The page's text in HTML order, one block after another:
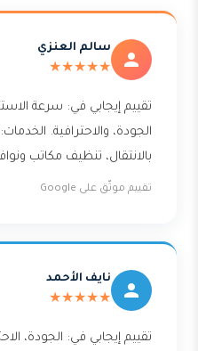
سالم العنزي
★★★★★
تقييم إيجابي في: سرعة
الجودة، والاحترافية.
بالانتقال، تنظيف مكاتب
تقييم موثّق على Google
نايف الأحمد
★★★★★
تقييم إيجابي في: الجودة،